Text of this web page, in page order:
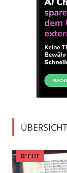
RECHT